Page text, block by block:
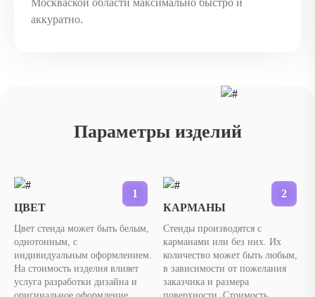
Москваской области максимально быстро и
аккуратно.
Параметры изделий
ЦВЕТ
Цвет стенда может быть белым,
однотонным, с
индивидуальным оформлением.
На стоимость изделия влияет
услуга разработки дизайна и
1
КАРМАНЫ
Стенды производятся с
карманами или без них. Их
количество может быть любым,
в зависимости от пожелания
заказчика и размера
2